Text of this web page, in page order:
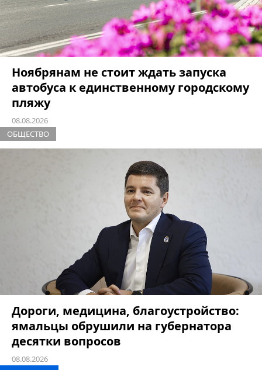
Ноябрянам не стоит ждать запуска
автобуса к единственному городскому
пляжу
08.08.2026
ОБЩЕСТВО
Дороги, медицина, благоустройство:
ямальцы обрушили на губернатора
десятки вопросов
08.08.2026